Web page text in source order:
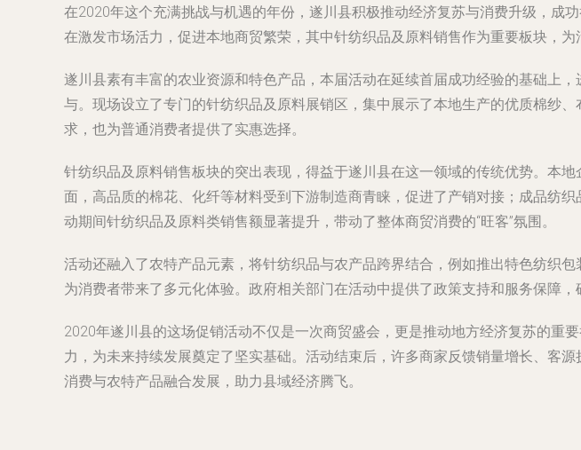
在2020年这个充满挑战与机遇的年份，遂川县积极推动经济复苏与消费升级，成
在激发市场活力，促进本地商贸繁荣，其中针纺织品及原料销售作为重要板块，为
遂川县素有丰富的农业资源和特色产品，本届活动在延续首届成功经验的基础上
与。现场设立了专门的针纺织品及原料展销区，集中展示了本地生产的优质棉纱
求，也为普通消费者提供了实惠选择。
针纺织品及原料销售板块的突出表现，得益于遂川县在这一领域的传统优势。本
面，高品质的棉花、化纤等材料受到下游制造商青睐，促进了产销对接；成品纺
动期间针纺织品及原料类销售额显著提升，带动了整体商贸消费的“旺客”氛围。
活动还融入了农特产品元素，将针纺织品与农产品跨界结合，例如推出特色纺织
为消费者带来了多元化体验。政府相关部门在活动中提供了政策支持和服务保障，
2020年遂川县的这场促销活动不仅是一次商贸盛会，更是推动地方经济复苏的重
力，为未来持续发展奠定了坚实基础。活动结束后，许多商家反馈销量增长、客
消费与农特产品融合发展，助力县域经济腾飞。